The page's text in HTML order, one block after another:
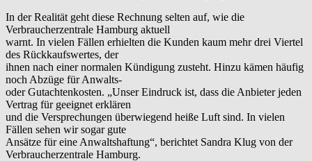
In der Realität geht diese Rechnung selten auf, wie die
Verbraucherzentrale Hamburg aktuell
warnt. In vielen Fällen erhielten die Kunden kaum mehr drei Viertel
des Rückkaufswertes, der
ihnen nach einer normalen Kündigung zusteht. Hinzu kämen häufig
noch Abzüge für Anwalts-
oder Gutachtenkosten. „Unser Eindruck ist, dass die Anbieter jeden
Vertrag für geeignet erklären
und die Versprechungen überwiegend heiße Luft sind. In vielen
Fällen sehen wir sogar gute
Ansätze für eine Anwaltshaftung“, berichtet Sandra Klug von der
Verbraucherzentrale Hamburg.